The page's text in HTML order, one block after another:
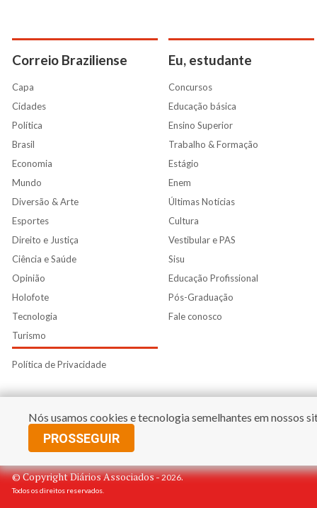
Correio Braziliense
Capa
Cidades
Política
Brasil
Economia
Mundo
Diversão & Arte
Esportes
Direito e Justiça
Ciência e Saúde
Opinião
Holofote
Tecnologia
Turismo
Política de Privacidade
Eu, estudante
Concursos
Educação básica
Ensino Superior
Trabalho & Formação
Estágio
Enem
Últimas Notícias
Cultura
Vestibular e PAS
Sisu
Educação Profissional
Pós-Graduação
Fale conosco
© Copyright Diários Associados -2026.
Todos os direitos reservados.
Nós usamos cookies e tecnologia semelhantes em nossos
PROSSEGUIR